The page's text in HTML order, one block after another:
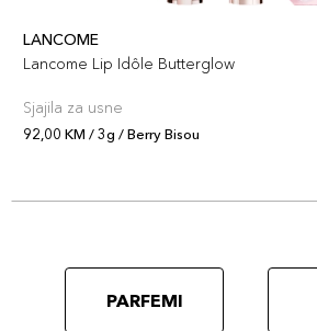
LANCOME
Lancome Lip Idôle Butterglow
Sjajila za usne
92,00 KM / 3g / Berry Bisou
PARFEMI